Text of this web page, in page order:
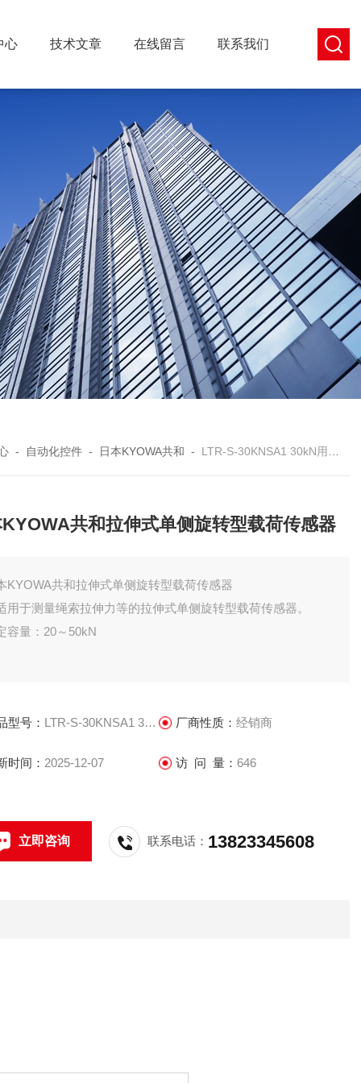
心 技术文章 在线留言 联系我们
- 自动化控件 - 日本KYOWA共和 - LTR-S-30KNSA1 30kN用日本KYOWA共和拉伸式单侧旋转型载荷传感器
共和拉伸式单侧旋转型载荷传感器
KYOWA共和拉伸式单侧旋转型载荷传感器
用于测量绳索拉伸力等的拉伸式单侧旋转型载荷传感器。
容量：20～50kN
型号： LTR-S-30KNSA1 30kN用 厂商性质： 经销商
时间： 2025-12-07 访 问 量： 646
立即咨询 联系电话： 13823345608